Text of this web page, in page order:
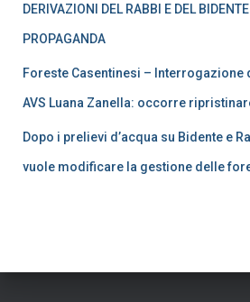
DERIVAZIONI DEL RABBI E DEL
PROPAGANDA
Foreste Casentinesi – Interrogazione
AVS Luana Zanella: occorre
Dopo i prelievi d’acqua su Bidente e
vuole modificare la gestione delle